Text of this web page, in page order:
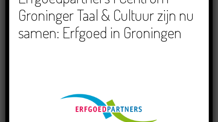
Schriefwedstried 2026
Crowdfunding voor bijzonder
kinderboek met Groningse liedjes en
verhalen
Groninger Taal & Cultuur zijn nu
samen: Erfgoed in Groningen